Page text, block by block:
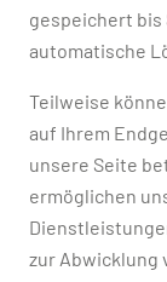
gespeichert bis
automatische
Teilweise
auf Ihrem
unsere Seite
ermöglichen
zur Abwicklung